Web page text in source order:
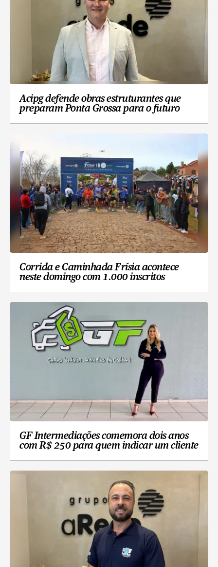
Acipg defende obras estruturantes que
preparam Ponta Grossa para o futuro
Corrida e Caminhada Frísia acontece
neste domingo com 1.000 inscritos
GF Intermediações comemora dois anos
com R$ 250 para quem indicar um cliente